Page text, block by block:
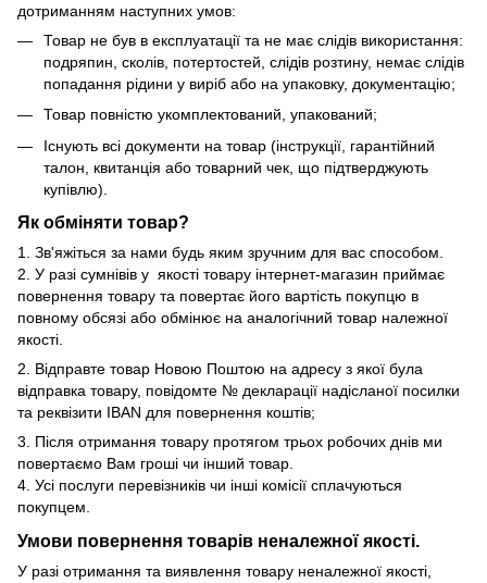
дотриманням наступних умов:
Товар не був в експлуатації та не має слідів використання:
подряпин, сколів, потертостей, слідів розтину, немає слідів
попадання рідини у виріб або на упаковку, документацію;
Товар повністю укомплектований, упакований;
Існують всі документи на товар (інструкції, гарантійний
талон, квитанція або товарний чек, що підтверджують
купівлю).
Як обміняти товар?
1. Зв'яжіться за нами будь яким зручним для вас способом.
2. У разі сумнівів у якості товару інтернет-магазин приймає
повернення товару та повертає його вартість покупцю в
повному обсязі або обмінює на аналогічний товар належної
якості.
2. Відправте товар Новою Поштою на адресу з якої була
відправка товару, повідомте № декларації надісланої посилки
та реквізити IBAN для повернення коштів;
3. Після отримання товару протягом трьох робочих днів ми
повертаємо Вам гроші чи інший товар.
4. Усі послуги перевізників чи інші комісії сплачуються
покупцем.
Умови повернення товарів неналежної якості.
У разі отримання та виявлення товару неналежної якості,